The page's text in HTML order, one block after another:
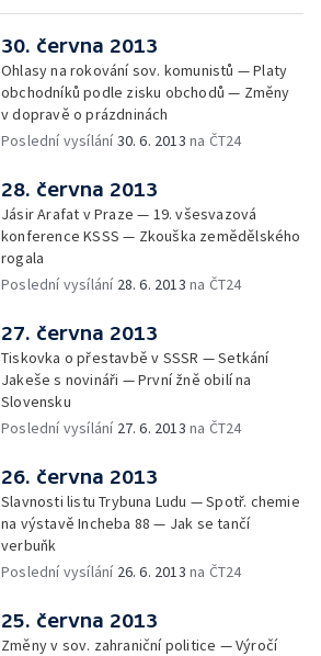
30. června 2013
Ohlasy na rokování sov. komunistů — Platy
obchodníků podle zisku obchodů — Změny
v dopravě o prázdninách
Poslední vysílání30. 6. 2013 na ČT24
28. června 2013
Jásir Arafat v Praze — 19. všesvazová
konference KSSS — Zkouška zemědělského
rogala
Poslední vysílání 28. 6. 2013 na ČT24
27. června 2013
Tiskovka o přestavbě v SSSR — Setkání
Jakeše s novináři — První žně obilí na
Slovensku
Poslední vysílání 27. 6. 2013 na ČT24
26. června 2013
Slavnosti listu Trybuna Ludu — Spotř. chemie
na výstavě Incheba 88 — Jak se tančí
verbuňk
Poslední vysílání 26. 6. 2013 na ČT24
25. června 2013
Změny v sov. zahraniční politice — Výročí